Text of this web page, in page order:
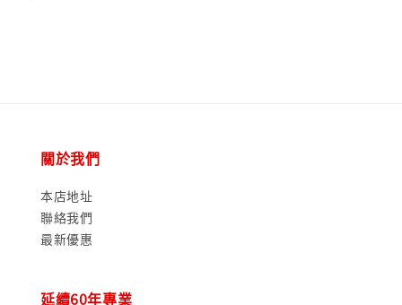
關於我們
本店地址
聯絡我們
最新優惠
延續60年專業